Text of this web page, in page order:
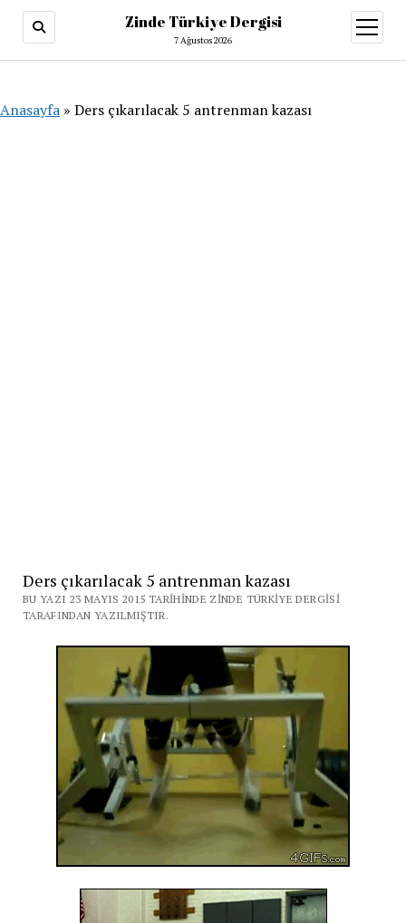
Zinde Türkiye Dergisi
7 Ağustos 2026
aç
Anasayfa » Ders çıkarılacak 5 antrenman kazası
Ders çıkarılacak 5 antrenman kazası
BU YAZI 23 MAYIS 2015 TARIHINDE ZINDE TÜRKIYE DERGISI
TARAFINDAN YAZILMIŞTIR.